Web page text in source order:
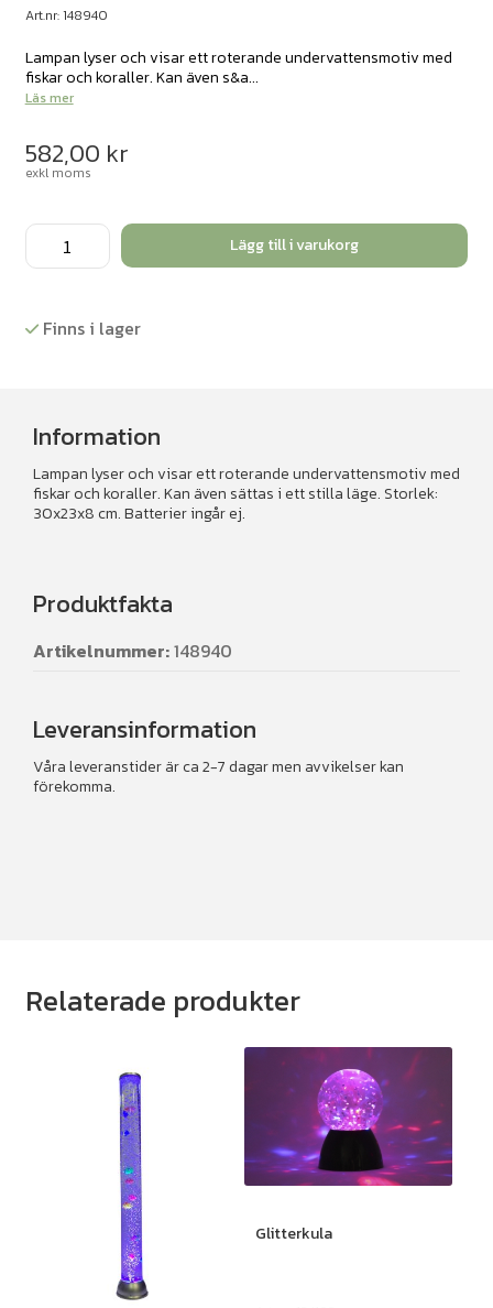
Art.nr: 148940
Lampan lyser och visar ett roterande undervattensmotiv med
fiskar och koraller. Kan även s&a...
Läs mer
582,00 kr
exkl moms
Aquari-
round
Lägg till i varukorg
Finns i lager
Information
Lampan lyser och visar ett roterande undervattensmotiv med
fiskar och koraller. Kan även sättas i ett stilla läge. Storlek:
30x23x8 cm. Batterier ingår ej.
Produktfakta
Artikelnummer:148940
Leveransinformation
Våra leveranstider är ca 2-7 dagar men avvikelser kan
förekomma.
Relaterade produkter
Glitterkula